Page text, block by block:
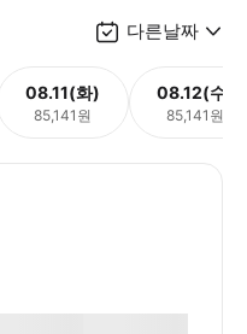
다른날짜
08.11(화)
85,141원
08.12(수)
85,141원